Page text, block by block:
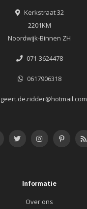
Kerkstraat 32
2201KM
Noordwijk-Binnen ZH
071-3624478
0617906318
geert.de.ridder@hotmail.com
Informatie
Over ons